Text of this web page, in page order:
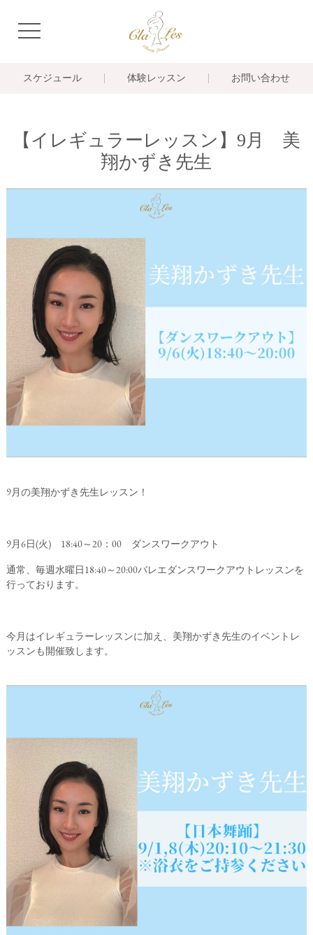
navigation
スケジュール 体験レッスン お問い合わせ
【イレギュラーレッスン】9月 美
翔かずき先生
9月の美翔かずき先生レッスン！
9月6日(火) 18:40～20：00 ダンスワークアウト
通常、毎週水曜日18:40～20:00バレエダンスワークアウトレッスンを
行っております。
今月はイレギュラーレッスンに加え、美翔かずき先生のイベントレ
ッスンも開催致します。